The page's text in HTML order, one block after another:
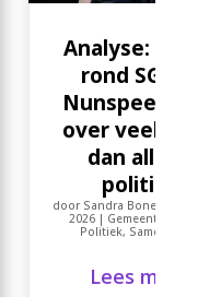
Analyse: Breuk
rond SGP in
Nunspeet gaat
over veel meer
dan alleen
politiek
door Sandra Bonestroo
2026| Gemeentebestuur
Politiek, Samenleving
Lees meer